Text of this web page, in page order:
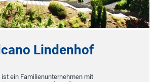
Lindenhof
ein Familienunternehmen mit